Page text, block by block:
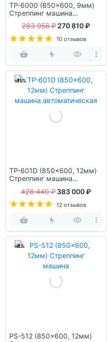
TP-6000 (850x600, 9мм)
Стреппинг машина
283 958 ₽ 270 810 ₽
10 отзывов
-11%
TP-601D (850x600, 12мм)
Стреппинг машина
428 440 ₽ 383 000 ₽
12 отзывов
-8%
PS-512 (850x600, 12мм)